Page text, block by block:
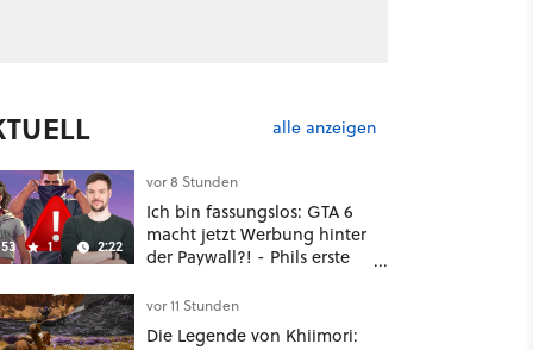
alle anzeigen
1 2:22
vor 8 Stunden
Ich bin fassungslos: GTA 6
macht jetzt Werbung hinter
der Paywall?! - Phils erste
Deal
vor 11 Stunden
Die Legende von Khiimori: